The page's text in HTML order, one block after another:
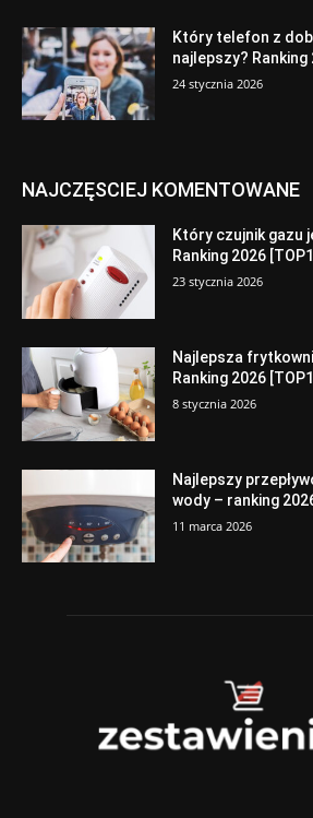
Który telefon z
najlepszy? Ranking
24 stycznia 2026
NAJCZĘSCIEJ KOMENTOWANE
Który czujnik gazu
Ranking 2026
23 stycznia 2026
Najlepsza
Ranking 2026
8 stycznia 2026
Najlepszy
wody – ranking
11 marca 2026